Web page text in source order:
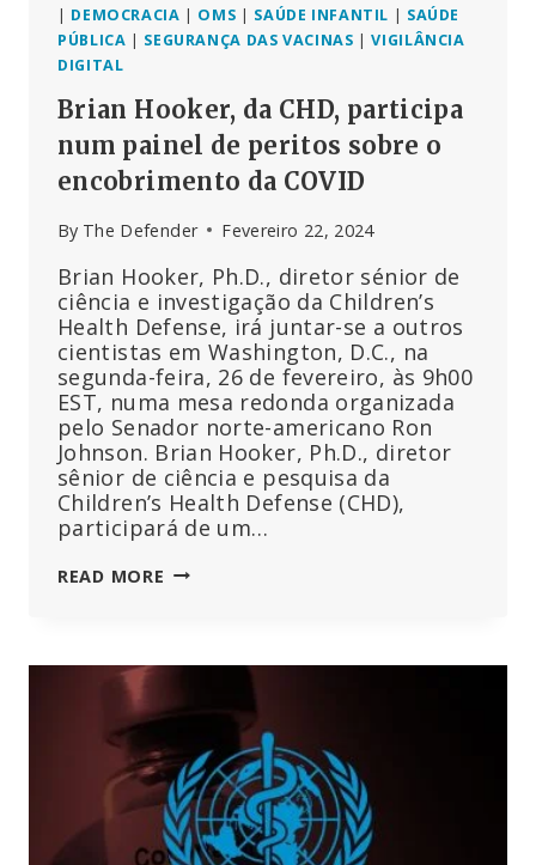
DE
COVID
| DEMOCRACIA | OMS | SAÚDE INFANTIL | SAÚDE
PÚBLICA | SEGURANÇA DAS VACINAS |VIGILÂNCIA
DIGITAL
Brian Hooker, da CHD, participa
num painel de peritos sobre o
encobrimento da COVID
By The Defender Fevereiro 22, 2024
Brian Hooker, Ph.D., diretor sénior de
ciência e investigação da Children’s
Health Defense, irá juntar-se a outros
cientistas em Washington, D.C., na
segunda-feira, 26 de fevereiro, às 9h00
EST, numa mesa redonda organizada
pelo Senador norte-americano Ron
Johnson. Brian Hooker, Ph.D., diretor
sênior de ciência e pesquisa da
Children’s Health Defense (CHD),
participará de um…
READ MORE BRIAN
PARTICIPA
PAINEL
DE
PERITOS
SOBRE
O
ENCOBRIMENTO